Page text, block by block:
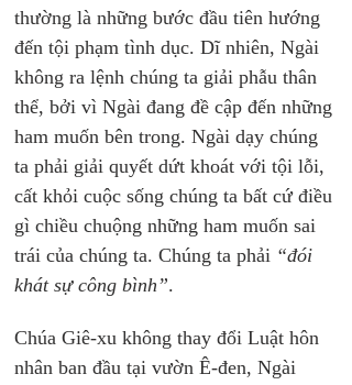
thường là những bước đầu tiên hướng
đến tội phạm tình dục. Dĩ nhiên, Ngài
không ra lệnh chúng ta giải phẫu thân
thể, bởi vì Ngài đang đề cập đến những
ham muốn bên trong. Ngài dạy chúng
ta phải giải quyết dứt khoát với tội lỗi,
cất khỏi cuộc sống chúng ta bất cứ điều
gì chiều chuộng những ham muốn sai
trái của chúng ta. Chúng ta phải “đói
khát sự công bình”.
Chúa Giê-xu không thay đổi Luật hôn
nhân ban đầu tại vườn Ê-đen, Ngài